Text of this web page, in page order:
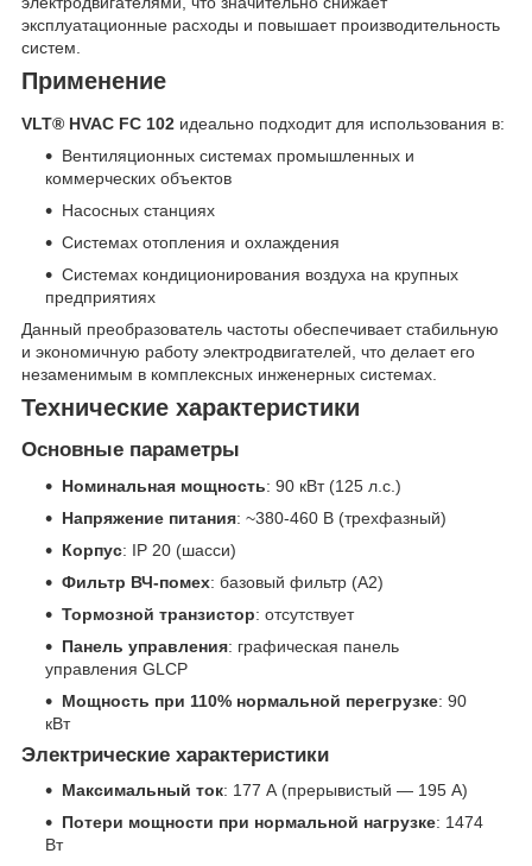
эксплуатационные расходы и повышает производительность
систем.
Применение
VLT® HVAC FC 102 идеально подходит для использования в:
Вентиляционных системах промышленных и
коммерческих объектов
Насосных станциях
Системах отопления и охлаждения
Системах кондиционирования воздуха на крупных
предприятиях
Данный преобразователь частоты обеспечивает стабильную
и экономичную работу электродвигателей, что делает его
незаменимым в комплексных инженерных системах.
Технические характеристики
Основные параметры
Номинальная мощность: 90 кВт (125 л.с.)
Напряжение питания: ~380-460 В (трехфазный)
Корпус: IP 20 (шасси)
Фильтр ВЧ-помех: базовый фильтр (А2)
Тормозной транзистор: отсутствует
Панель управления: графическая панель
управления GLCP
Мощность при 110% нормальной перегрузке: 90
кВт
Электрические характеристики
Максимальный ток: 177 А (прерывистый — 195 А)
Потери мощности при нормальной нагрузке: 1474
Вт